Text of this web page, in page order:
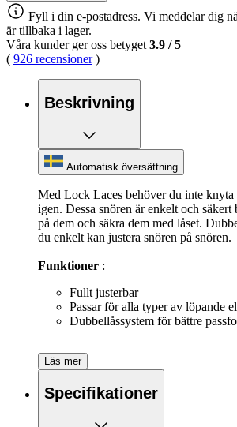
Fyll i din e-postadress. Vi meddelar dig
är tillbaka i lager.
Våra kunder ger oss betyget 3.9 /5
( 926 recensioner)
Beskrivning
Automatisk översättning
Med Lock Laces behöver du inte knyta
igen. Dessa snören är enkelt och säkert
på dem och säkra dem med låset.
du enkelt kan justera snören på snören.
Funktioner :
Fullt justerbar
Passar för alla typer av löpande
Dubbellåssystem för bättre
Läs mer
Specifikationer